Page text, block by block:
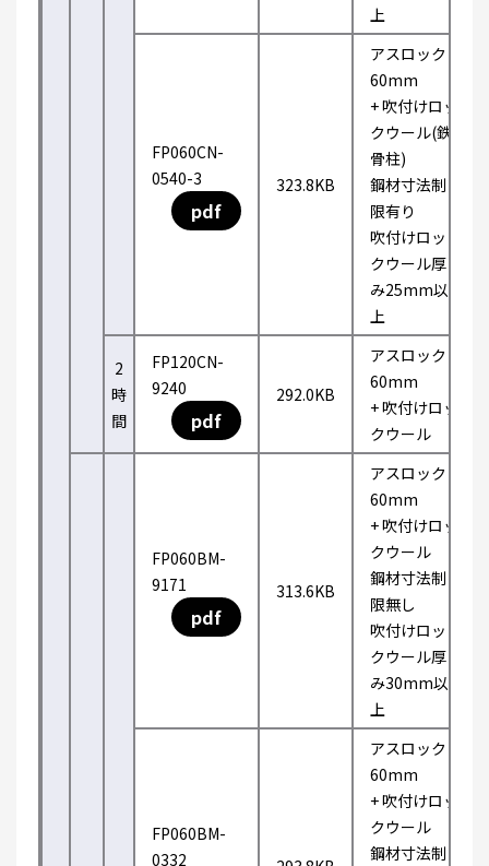
上
FP060CN-
0540-3
pdf
323.8KB
アスロック
60mm
+ 吹付けロッ
クウール(鉄
骨柱)
鋼材寸法制
限有り
吹付けロッ
クウール厚
み25mm以
上
2
時
間
FP120CN-
9240
pdf
292.0KB
アスロック
60mm
+ 吹付けロッ
クウール
FP060BM-
9171
pdf
313.6KB
アスロック
60mm
+ 吹付けロッ
クウール
鋼材寸法制
限無し
吹付けロッ
クウール厚
み30mm以
上
FP060BM-
0332
アスロック
60mm
+ 吹付けロッ
クウール
鋼材寸法制